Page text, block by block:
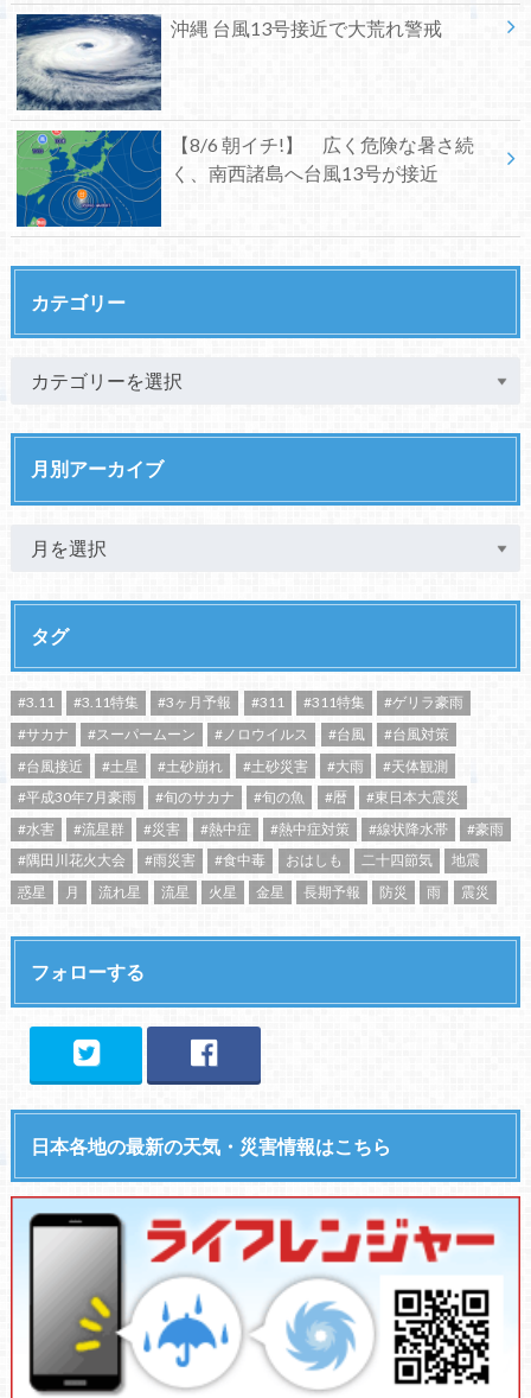
沖縄 台風13号接近で大荒れ警戒
【8/6 朝イチ!】 広く危険な暑さ続
く、南西諸島へ台風13号が接近
カテゴリー
月別アーカイブ
タグ
#3.11 #3.11特集 #3ヶ月予報 #311 #311特集
#ゲリラ豪雨
#サカナ
#スーパームーン #ノロウイルス #台風
#台風対策
#台風接近
#土星 #土砂崩れ #土砂災害 #大雨
#天体観測
#平成30年7月豪雨
#旬のサカナ #旬の魚 #暦
#東日本大震災
#水害
#流星群 #災害 #熱中症 #熱中症対策 #線状降水帯
#豪雨
#隅田川花火大会
#雨災害 #食中毒 おはしも 二十四節気
地震
惑星
月 流れ星 流星 火星 金星 長期予報 防災 雨 震災
フォローする
日本各地の最新の天気・災害情報はこちら